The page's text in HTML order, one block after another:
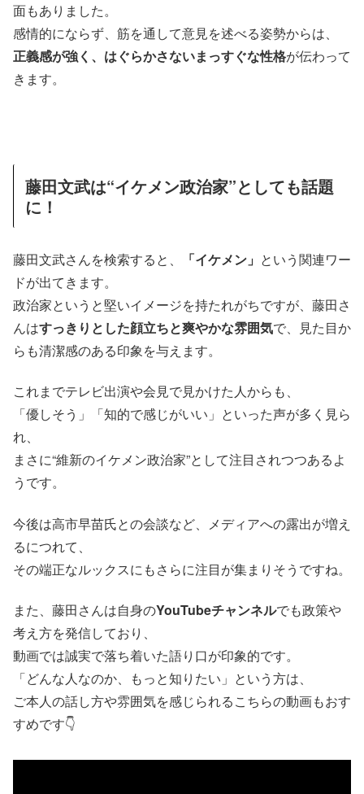
面もありました。
感情的にならず、筋を通して意見を述べる姿勢からは、
正義感が強く、はぐらかさないまっすぐな性格が伝わって
きます。
藤田文武は“イケメン政治家”としても話題
に！
藤田文武さんを検索すると、 「イケメン」 という関連ワー
ドが出てきます。
政治家というと堅いイメージを持たれがちですが、藤田さ
んはすっきりとした顔立ちと爽やかな雰囲気で、見た目か
らも清潔感のある印象を与えます。
これまでテレビ出演や会見で見かけた人からも、
「優しそう」「知的で感じがいい」といった声が多く見ら
れ、
まさに“維新のイケメン政治家”として注目されつつあるよ
うです。
今後は高市早苗氏との会談など、メディアへの露出が増え
るにつれて、
その端正なルックスにもさらに注目が集まりそうですね。
また、藤田さんは自身のYouTubeチャンネルでも政策や
考え方を発信しており、
動画では誠実で落ち着いた語り口が印象的です。
「どんな人なのか、もっと知りたい」という方は、
ご本人の話し方や雰囲気を感じられるこちらの動画もおす
すめです👇